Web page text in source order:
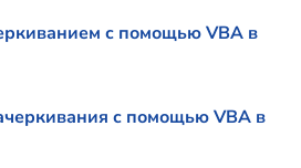
с помощью VBA в
с помощью VBA в